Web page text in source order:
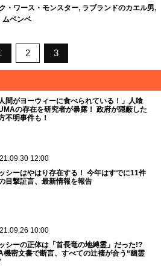
・ワース・モンスター, ラブランドのカエル男,
ムベンベ
2 3
人間がヨーウィーに食べられている！」人喰
の存在を研究者が暴露！ 政府が隠蔽した
不明事件も！
12:00
シーはやはり存在する！ 今年はすでに11件
目撃証言、最新情報を報告
10:00
シーの正体は「首長竜の地縛霊」だった!?
機密文書で断言、すべての辻褄が合う“幽霊